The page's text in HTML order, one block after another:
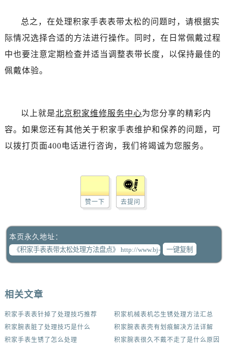
总之，在处理积家手表表带太松的问题时，请根据实
际情况选择合适的方法进行操作。同时，在日常佩戴过程
中也要注意定期检查并适当调整表带长度，以保持最佳的
佩戴体验。
以上就是北京积家维修服务中心为您分享的精彩内
容。如果您还有其他关于积家手表维护和保养的问题，可
以拨打页面400电话进行咨询，我们将竭诚为您服务。
赞一下 去提问
本页永久地址：
一键复制
相关文章
积家手表表针掉了处理技巧推荐
积家机械表机芯生锈处理方法汇总
积家腕表脏了处理技巧是什么
积家腕表表壳有划痕解决方法详解
积家手表生锈了怎么处理
积家腕表很久不戴不走了是什么原因